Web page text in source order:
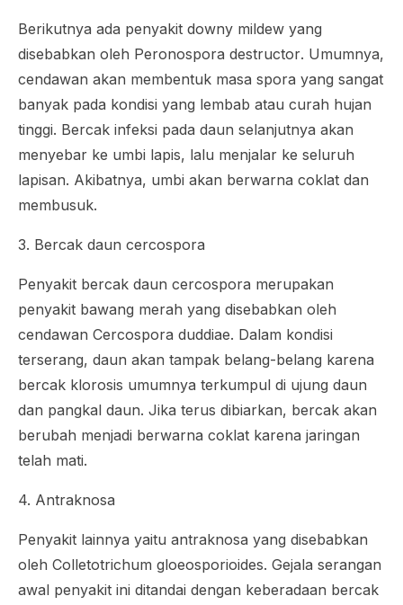
Berikutnya ada penyakit downy mildew yang
disebabkan oleh Peronospora destructor. Umumnya,
cendawan akan membentuk masa spora yang sangat
banyak pada kondisi yang lembab atau curah hujan
tinggi. Bercak infeksi pada daun selanjutnya akan
menyebar ke umbi lapis, lalu menjalar ke seluruh
lapisan. Akibatnya, umbi akan berwarna coklat dan
membusuk.
3. Bercak daun cercospora
Penyakit bercak daun cercospora merupakan
penyakit bawang merah yang disebabkan oleh
cendawan Cercospora duddiae. Dalam kondisi
terserang, daun akan tampak belang-belang karena
bercak klorosis umumnya terkumpul di ujung daun
dan pangkal daun. Jika terus dibiarkan, bercak akan
berubah menjadi berwarna coklat karena jaringan
telah mati.
4. Antraknosa
Penyakit lainnya yaitu antraknosa yang disebabkan
oleh Colletotrichum gloeosporioides. Gejala serangan
awal penyakit ini ditandai dengan keberadaan bercak